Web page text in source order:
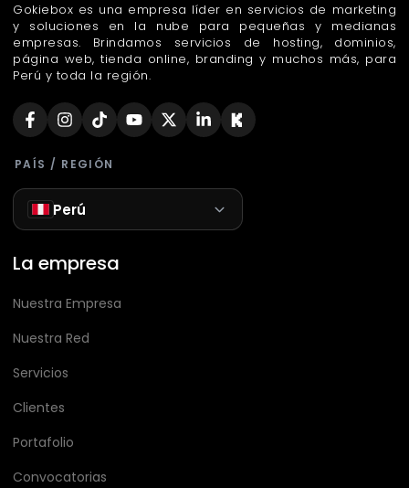
Gokiebox es una empresa líder en servicios de marketing
y soluciones en la nube para pequeñas y medianas
empresas. Brindamos servicios de hosting, dominios,
página web, tienda online, branding y muchos más, para
Perú y toda la región.
PAÍS / REGIÓN
Perú
La empresa
Nuestra Empresa
Nuestra Red
Servicios
Clientes
Portafolio
Convocatorias